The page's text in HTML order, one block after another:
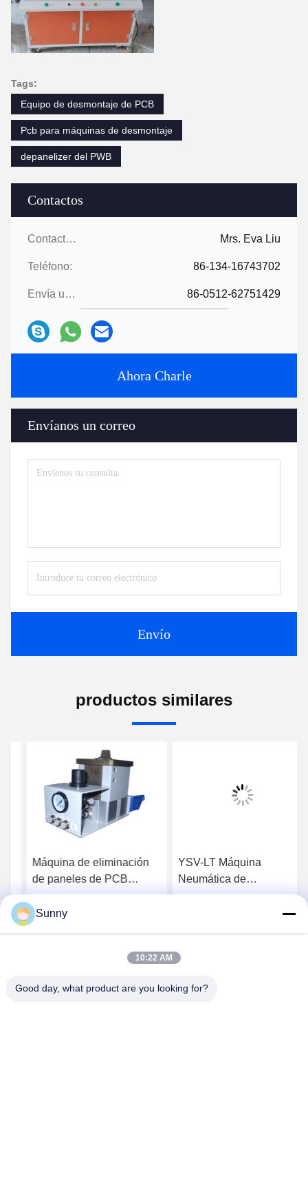
Contactos
Contactos: Mrs. Eva Liu
Teléfono: 86-134-16743702
Envía un fax.: 86-0512-62751429
Ahora Charle
Envíanos un correo
Envío
Tags:
Equipo de desmontaje de PCB
Pcb para máquinas de desmontaje
depanelizer del PWB
productos similares
Máquina de eliminación
de paneles de PCB
impulsada
neumáticamente de alta
eficiencia con cortador
YSV-LT Máquina
Neumática de
Despanelizado de PCB
Sunny
10:22 AM
Good day, what product are you looking for?